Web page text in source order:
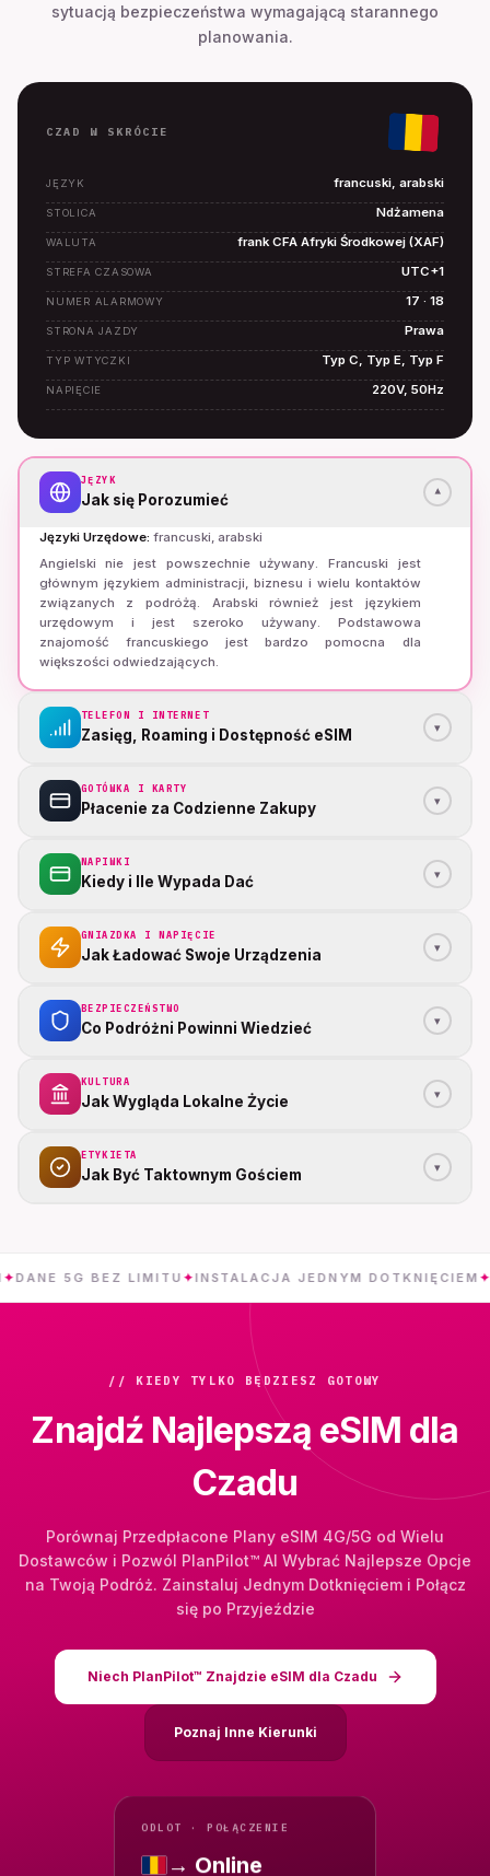
sytuacją bezpieczeństwa wymagającą starannego
planowania.
CZAD W SKRÓCIE
JĘZYK francuski, arabski
STOLICA Ndżamena
WALUTA frank CFA Afryki Środkowej (XAF)
STREFA CZASOWA UTC+1
NUMER ALARMOWY 17 · 18
STRONA JAZDY Prawa
TYP WTYCZKI Typ C, Typ E, Typ F
NAPIĘCIE 220V, 50Hz
JĘZYK
Jak się Porozumieć ▾
Języki Urzędowe: francuski, arabski
Angielski nie jest powszechnie używany. Francuski jest
głównym językiem administracji, biznesu i wielu kontaktów
związanych z podróżą. Arabski również jest językiem
urzędowym i jest szeroko używany. Podstawowa
znajomość francuskiego jest bardzo pomocna dla
większości odwiedzających.
TELEFON I INTERNET
Zasięg, Roaming i Dostępność eSIM ▾
GOTÓWKA I KARTY
Płacenie za Codzienne Zakupy ▾
NAPIWKI
Kiedy i Ile Wypada Dać ▾
GNIAZDKA I NAPIĘCIE
Jak Ładować Swoje Urządzenia ▾
BEZPIECZEŃSTWO
Co Podróżni Powinni Wiedzieć ▾
KULTURA
Jak Wygląda Lokalne Życie ▾
ETYKIETA
Jak Być Taktownym Gościem ▾
5G BEZ LIMITU ✦ INSTALACJA JEDNYM DOTKNIĘCIEM✦
// KIEDY TYLKO BĘDZIESZ GOTOWY
Znajdź Najlepszą eSIM dla
Czadu
Porównaj Przedpłacone Plany eSIM 4G/5G od Wielu
Dostawców i Pozwól PlanPilot™ AI Wybrać Najlepsze Opcje
na Twoją Podróż. Zainstaluj Jednym Dotknięciem i Połącz
się po Przyjeździe
Niech PlanPilot™ Znajdzie eSIM dla Czadu
Poznaj Inne Kierunki
ODLOT · POŁĄCZENIE